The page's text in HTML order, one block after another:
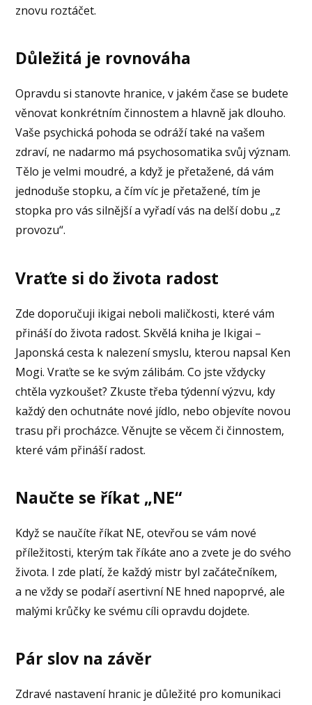
znovu roztáčet.
Důležitá je rovnováha
Opravdu si stanovte hranice, v jakém čase se budete
věnovat konkrétním činnostem a hlavně jak dlouho.
Vaše psychická pohoda se odráží také na vašem
zdraví, ne nadarmo má psychosomatika svůj význam.
Tělo je velmi moudré, a když je přetažené, dá vám
jednoduše stopku, a čím víc je přetažené, tím je
stopka pro vás silnější a vyřadí vás na delší dobu „z
provozu“.
Vraťte si do života radost
Zde doporučuji ikigai neboli maličkosti, které vám
přináší do života radost. Skvělá kniha je Ikigai –
Japonská cesta k nalezení smyslu, kterou napsal Ken
Mogi. Vraťte se ke svým zálibám. Co jste vždycky
chtěla vyzkoušet? Zkuste třeba týdenní výzvu, kdy
každý den ochutnáte nové jídlo, nebo objevíte novou
trasu při procházce. Věnujte se věcem či činnostem,
které vám přináší radost.
Naučte se říkat „NE“
Když se naučíte říkat NE, otevřou se vám nové
příležitosti, kterým tak říkáte ano a zvete je do svého
života. I zde platí, že každý mistr byl začátečníkem,
a ne vždy se podaří asertivní NE hned napoprvé, ale
malými krůčky ke svému cíli opravdu dojdete.
Pár slov na závěr
Zdravé nastavení hranic je důležité pro komunikaci